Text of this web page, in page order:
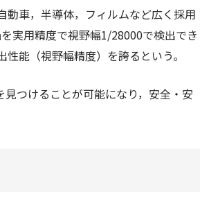
車，半導体，フィルムなど広く採用
実用精度で視野幅1/28000で検出でき
能（視野幅精度）を誇るという。
つけることが可能になり，安全・安